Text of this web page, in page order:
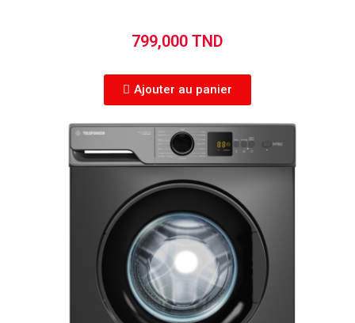
799,000 TND
Ajouter au panier